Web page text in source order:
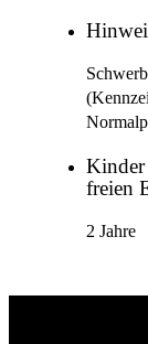
Kinder
freien
2 Jahre